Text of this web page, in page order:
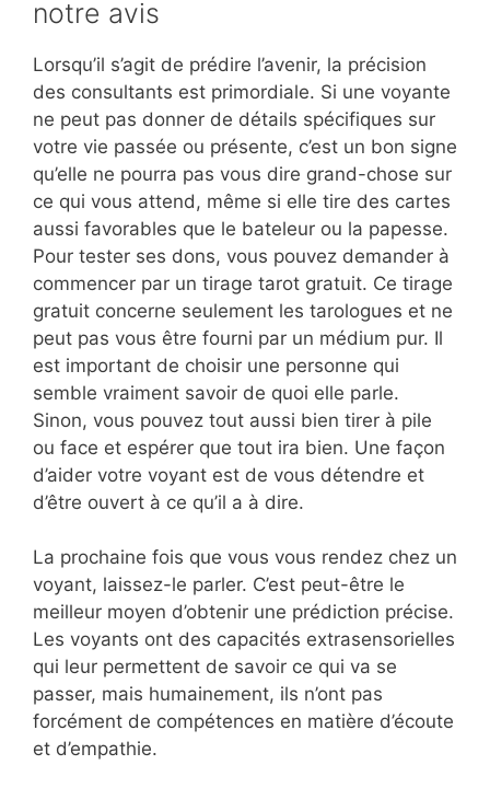
notre avis
Lorsqu’il s’agit de prédire l’avenir, la précision
des consultants est primordiale. Si une voyante
ne peut pas donner de détails spécifiques sur
votre vie passée ou présente, c’est un bon signe
qu’elle ne pourra pas vous dire grand-chose sur
ce qui vous attend, même si elle tire des cartes
aussi favorables que le bateleur ou la papesse.
Pour tester ses dons, vous pouvez demander à
commencer par un tirage tarot gratuit. Ce tirage
gratuit concerne seulement les tarologues et ne
peut pas vous être fourni par un médium pur. Il
est important de choisir une personne qui
semble vraiment savoir de quoi elle parle.
Sinon, vous pouvez tout aussi bien tirer à pile
ou face et espérer que tout ira bien. Une façon
d’aider votre voyant est de vous détendre et
d’être ouvert à ce qu’il a à dire.
La prochaine fois que vous vous rendez chez un
voyant, laissez-le parler. C’est peut-être le
meilleur moyen d’obtenir une prédiction précise.
Les voyants ont des capacités extrasensorielles
qui leur permettent de savoir ce qui va se
passer, mais humainement, ils n’ont pas
forcément de compétences en matière d’écoute
et d’empathie.